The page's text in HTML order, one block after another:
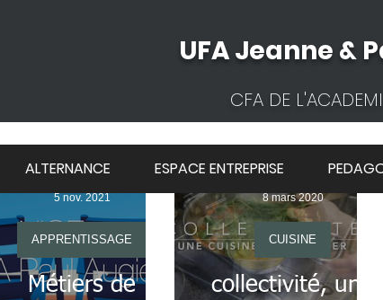
UFA Jeanne &
CFA DE
ALTERNANCE ESPACE ENTREPRISE
Formations aux
Métiers de
APPRENTISSAGE
5 nov. 2021
La cuisine de
collectivité, une
CUISINE
8 mars 2020